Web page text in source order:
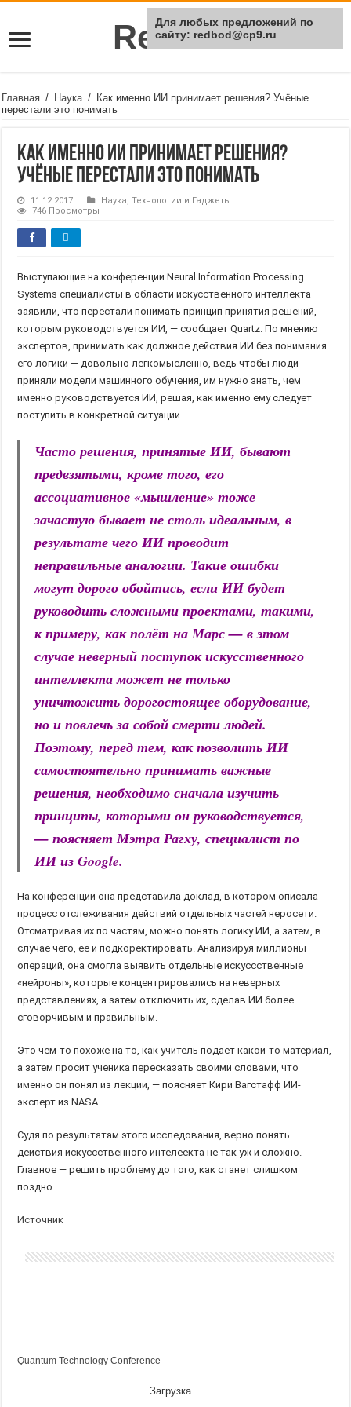
Rei Red
Главная / Наука / Как именно ИИ принимает решения? Учёные
перестали это понимать
Как именно ИИ принимает решения?
Учёные перестали это понимать
11.12.2017 Наука,Технологии и Гаджеты
746 Просмотры
Выступающие на конференции Neural Information Processing
Systems специалисты в области искусственного интеллекта
заявили, что перестали понимать принцип принятия решений,
которым руководствуется ИИ, — сообщает Quartz. По мнению
экспертов, принимать как должное действия ИИ без понимания
его логики — довольно легкомысленно, ведь чтобы люди
приняли модели машинного обучения, им нужно знать, чем
именно руководствуется ИИ, решая, как именно ему следует
поступить в конкретной ситуации.
Часто решения, принятые ИИ, бывают
предвзятыми, кроме того, его
ассоциативное «мышление» тоже
зачастую бывает не столь идеальным, в
результате чего ИИ проводит
неправильные аналогии. Такие ошибки
могут дорого обойтись, если ИИ будет
руководить сложными проектами, такими,
к примеру, как полёт на Марс — в этом
случае неверный поступок искусственного
интеллекта может не только
уничтожить дорогостоящее оборудование,
но и повлечь за собой смерти людей.
Поэтому, перед тем, как позволить ИИ
самостоятельно принимать важные
решения, необходимо сначала изучить
принципы, которыми он руководствуется,
— поясняет Мэтра Рагху, специалист по
ИИ из Google.
На конференции она представила доклад, в котором описала
процесс отслеживания действий отдельных частей неросети.
Отсматривая их по частям, можно понять логику ИИ, а затем, в
случае чего, её и подкоректировать. Анализируя миллионы
операций, она смогла выявить отдельные искуссственные
«нейроны», которые концентрировались на неверных
представлениях, а затем отключить их, сделав ИИ более
сговорчивым и правильным.
Это чем-то похоже на то, как учитель подаёт какой-то материал,
а затем просит ученика пересказать своими словами, что
именно он понял из лекции, — поясняет Кири Вагстафф ИИ-
эксперт из NASA.
Судя по результатам этого исследования, верно понять
действия искуссственного интелеекта не так уж и сложно.
Главное — решить проблему до того, как станет слишком
поздно.
Источник
Quantum Technology Conference
Загрузка...
Для любых предложений по
сайту: redbod@cp9.ru